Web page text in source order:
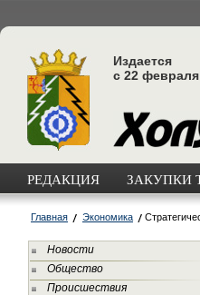
Издается
с 22 февраля
РЕДАКЦИЯ ЗАКУПКИ
Главная Экономика
Новости
Общество
Происшествия